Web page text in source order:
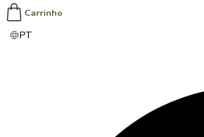
Carrinho
PT